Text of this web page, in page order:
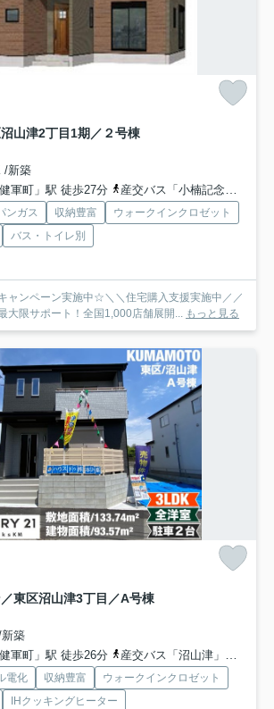
山津2丁目1期／２号棟
/新築
軍町」駅 徒歩27分
産交バス「小楠記念館入口」バス停下車 徒歩7分
ンガス 収納豊富
ウォークインクロゼット
バス・トイレ別
ャンペーン実施中☆＼＼住宅購入支援実施中／／
大限サポート！全国1,000店舗展開... もっと見る
東区沼山津3丁目／A号棟
築
軍町」駅 徒歩26分
産交バス「沼山津」バス停下車 徒歩4分
電化 収納豊富
ウォークインクロゼット
IHクッキングヒーター